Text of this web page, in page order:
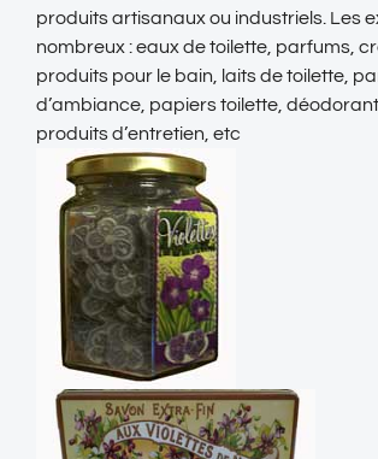
produits artisanaux ou industriels. Les
nombreux : eaux de toilette, parfums,
produits pour le bain, laits de toilette,
d’ambiance, papiers toilette,
produits d’entretien, etc